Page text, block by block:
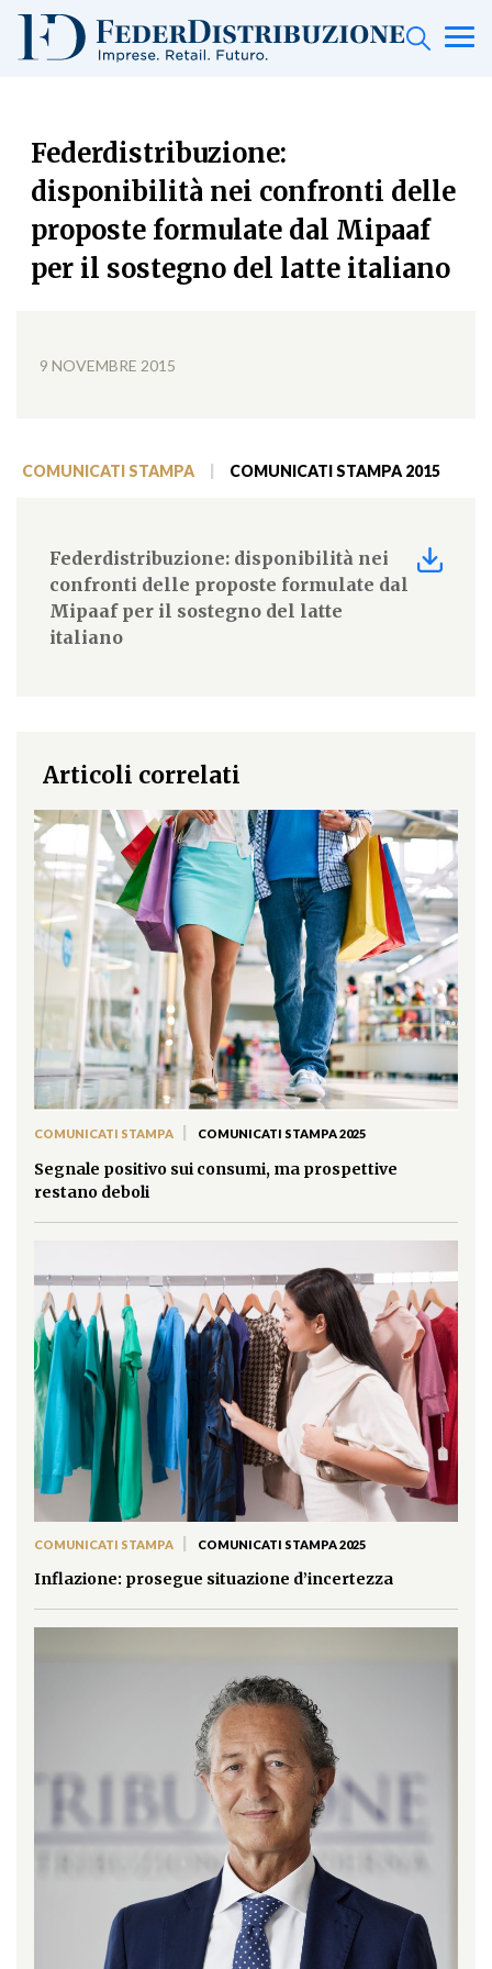
Federdistribuzione:
disponibilità nei confronti delle
proposte formulate dal Mipaaf
per il sostegno del latte italiano
9 NOVEMBRE 2015
COMUNICATI STAMPA COMUNICATI STAMPA 2015
Federdistribuzione: disponibilità nei
confronti delle proposte formulate dal
Mipaaf per il sostegno del latte
italiano
Articoli correlati
COMUNICATI STAMPA COMUNICATI STAMPA 2025
Segnale positivo sui consumi, ma prospettive
restano deboli
COMUNICATI STAMPA COMUNICATI STAMPA 2025
Inflazione: prosegue situazione d’incertezza